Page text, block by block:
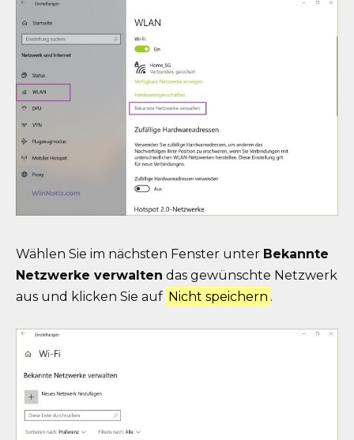
Wählen Sie im nächsten Fenster unter Bekannte
Netzwerke verwalten das gewünschte Netzwerk
aus und klicken Sie auf Nicht speichern .